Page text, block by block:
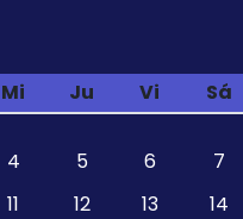
Mi Ju Vi Sá
4 5 6 7
11 12 13 14